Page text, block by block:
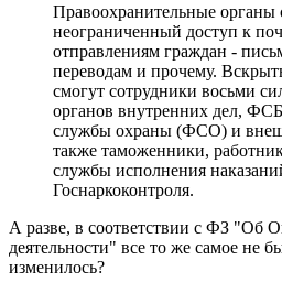
Правоохранительные органы
неограниченный доступ к
отправлениям граждан -
переводам и прочему.
смогут сотрудники восьми
органов внутренних дел,
службы охраны (ФСО) и
также таможенники,
службы исполнения
Госнаркоконтроля.
А разве, в соответствии с ФЗ "Об
деятельности" все то же самое не
изменилось?